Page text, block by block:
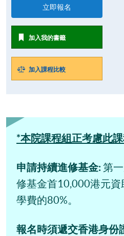
立即報名
加入我的書籤
加入課程比較
*本院課程組正考慮此
申請持續進修基金: 第
修基金首10,000港元
學費的80%。
報名時須遞交香港身份